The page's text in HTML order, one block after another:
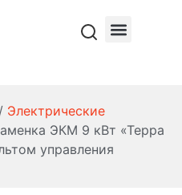
/ Электрические
ЭКМ 9 кВт «Терра
управления